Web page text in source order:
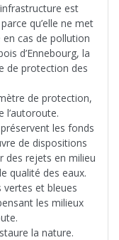
est
qu’elle ne met
en cas de pollution
d’Ennebourg, la
de protection des
de protection,
l’autoroute.
les fonds
de dispositions
des rejets en milieu
qualité des eaux.
vertes et bleues
les milieux
la nature.